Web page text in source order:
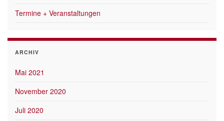
Termine + Veranstaltungen
ARCHIV
Mai 2021
November 2020
Juli 2020